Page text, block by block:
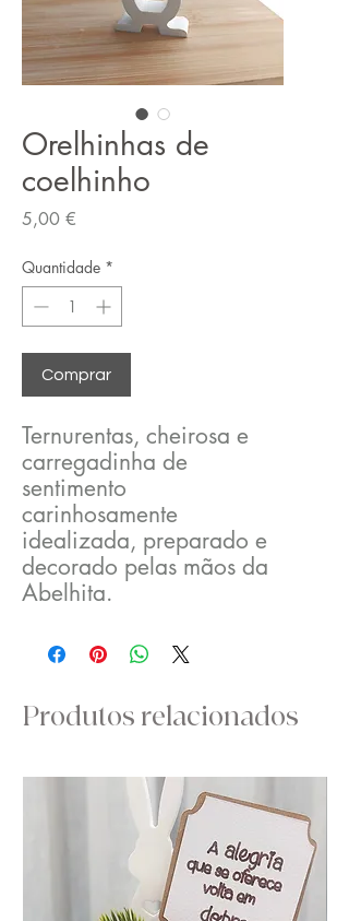
Orelhinhas de
coelhinho
5,00 €
Quantidade *
Comprar
Ternurentas, cheirosa e
carregadinha de
sentimento
carinhosamente
idealizada, preparado e
decorado pelas mãos da
Abelhita.
Ao adquirir este produto
tem a garantia da sua
unicidade e amor.
único, tem carater, tem
alma, tem amor e mais
que o seu preço, tem
Ideal para decorar e
Produtos relacionados